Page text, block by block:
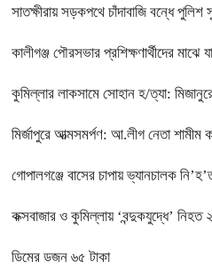
সাতক্ষীরায় সড়কপথে চাঁদাবাজি বন্ধে পুলিশ
কালীগঞ্জ পৌরসভার প্রশিক্ষণার্থীদের
কুমিল্লার লাকসামে সোহান হ/ত্যা:
মির্জাপুরে আত্মসমর্পণ: আ.লীগ নেতা শামীম
গোপালগঞ্জে বাসের চাপায় ভ্যানচালক
কক্সবাজার ও কুমিল্লায় ‘বন্দুকযুদ্ধে’ নিহত ২
ডিমের ডজন ৬৫ টাকা